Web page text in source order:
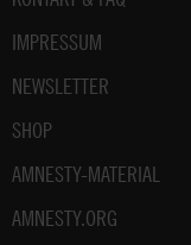
IMPRESSUM
NEWSLETTER
SHOP
AMNESTY-MATERIAL
AMNESTY.ORG